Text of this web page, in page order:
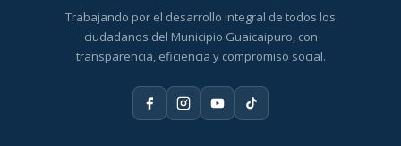
Trabajando por el desarrollo integral de todos los
ciudadanos del Municipio Guaicaipuro, con
transparencia, eficiencia y compromiso social.